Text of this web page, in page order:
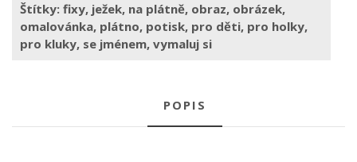
Štítky: fixy, ježek, na plátně, obraz, obrázek,
omalovánka, plátno, potisk, pro děti, pro holky,
pro kluky, se jménem, vymaluj si
POPIS